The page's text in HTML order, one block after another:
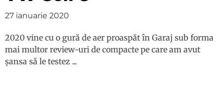
27 ianuarie 2020
2020 vine cu o gură de aer proaspăt în Garaj sub forma
mai multor review-uri de compacte pe care am avut
șansa să le testez ...